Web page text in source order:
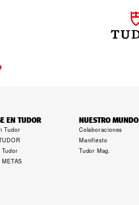
EN TUDOR
Tudor
NUESTRO MUNDO
Colaboraciones
Manifiesto
Tudor Mag.